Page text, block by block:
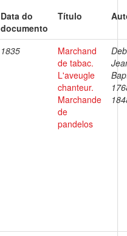
Data do
documento
Título
1835
Marchand
de tabac.
L'aveugle
chanteur.
Marchande
de
pandelos